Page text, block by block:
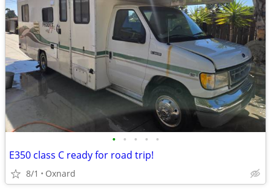
• • • • •
E350 class C ready for road trip!
8/1 Oxnard